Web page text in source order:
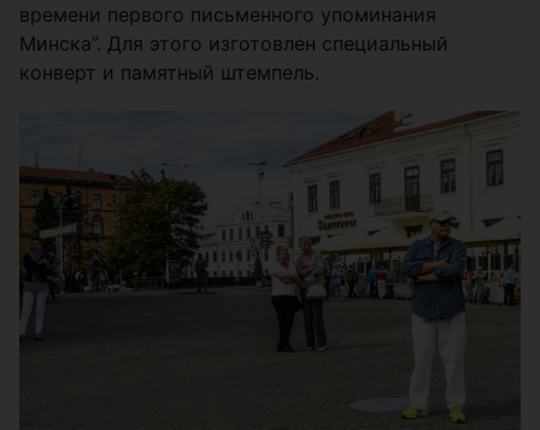
времени первого письменного упоминания
Минска”. Для этого изготовлен специальный
конверт и памятный штемпель.